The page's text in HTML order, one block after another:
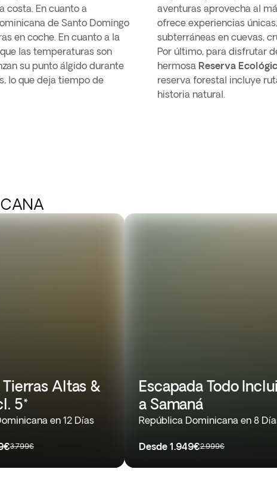
costa. En cuanto a
de Santo Domingo
en coche. En cuanto a la
las temperaturas son
su punto álgido durante
lo que deja tiempo de
aventuras aprovecha al
ofrece experiencias
subterráneas en cuevas,
Por último, para disfrutar
hermosa Reserva
reserva forestal incluye
historia natural.
CANA
Altas &
5*
en 12 Días
3.799€
Escapada Todo
a Samaná
República Dominicana en 8
Desde 1.949€2.999€